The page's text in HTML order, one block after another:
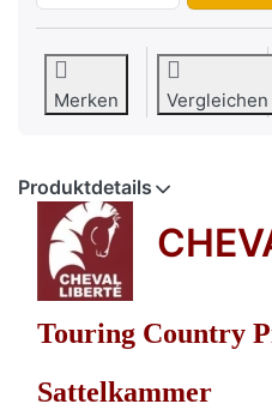
Merken Vergleichen
Produktdetails
Touring Country
Sattelkammer